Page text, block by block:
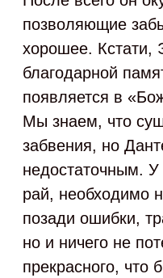
позволяющие
хорошее. Кстати,
благодарной
появляется в
Мы знаем, что
забвения, но
недостаточным. У
рай, необходимо
позади ошибки,
но и ничего не
прекрасного, что